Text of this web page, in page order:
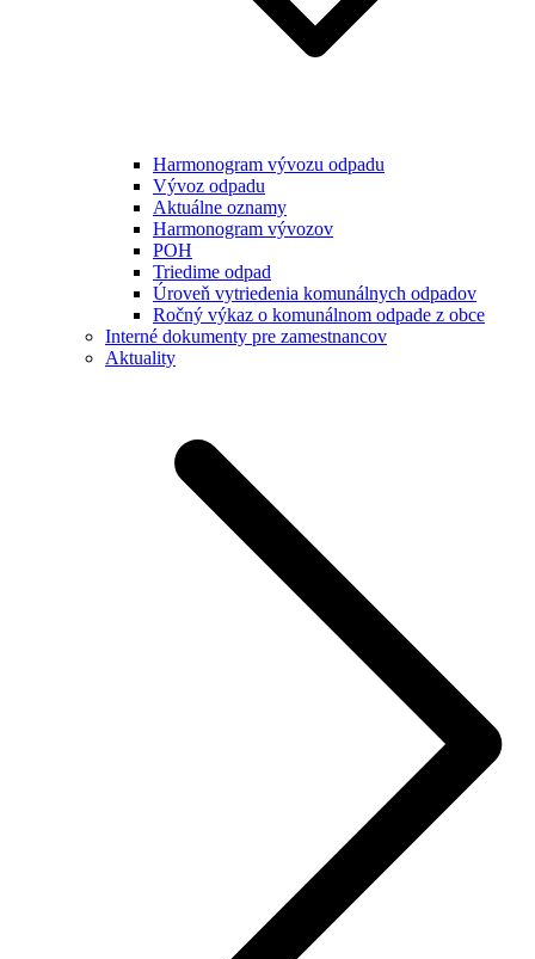
Harmonogram vývozu odpadu
Vývoz odpadu
Aktuálne oznamy
Harmonogram vývozov
POH
Triedime odpad
Úroveň vytriedenia komunálnych odpadov
Ročný výkaz o komunálnom odpade z obce
Interné dokumenty pre zamestnancov
Aktuality